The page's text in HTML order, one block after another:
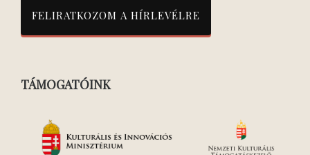
TÁMOGATÓINK